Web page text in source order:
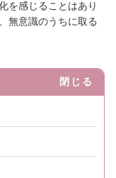
を感じることはあり
無意識のうちに取る
閉じる